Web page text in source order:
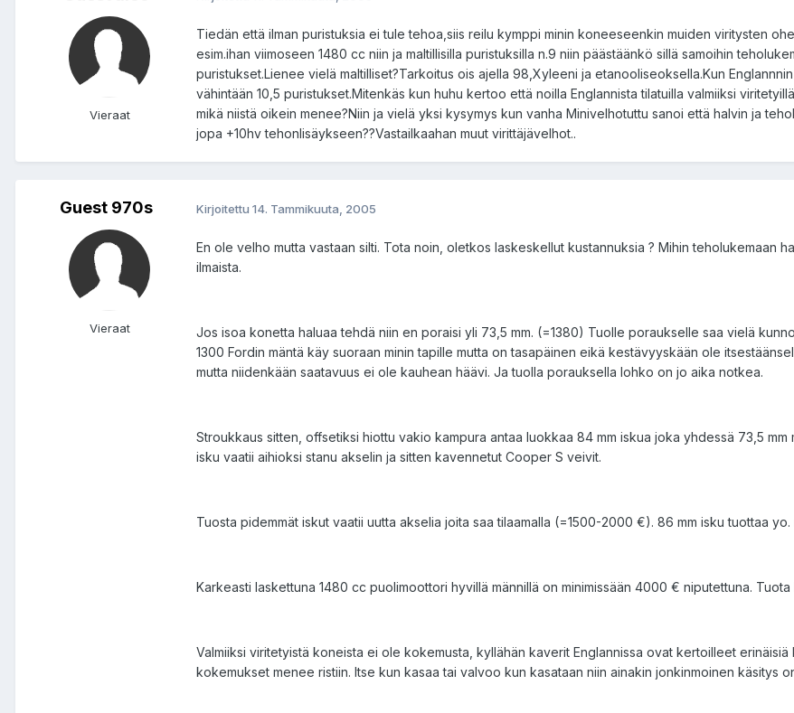
Vieraat
Tiedän että ilman puristuksia ei tule tehoa,siis reilu kymppi minin koneeseenkin muiden viritysten
esim.ihan viimoseen 1480 cc niin ja maltillisilla puristuksilla n.9 niin päästäänkö sillä samoihin
puristukset.Lienee vielä maltilliset?Tarkoitus ois ajella 98,Xyleeni ja etanooliseoksella.Kun
vähintään 10,5 puristukset.Mitenkäs kun huhu kertoo että noilla Englannista tilatuilla valmiiksi
mikä niistä oikein menee?Niin ja vielä yksi kysymys kun vanha Minivelhotuttu sanoi että halvin ja
jopa +10hv tehonlisäykseen??Vastailkaahan muut virittäjävelhot..
Guest 970s
Vieraat
Kirjoitettu 14. Tammikuuta, 2005
En ole velho mutta vastaan silti. Tota noin, oletkos laskeskellut kustannuksia ? Mihin teholukemaan
ilmaista.
Jos isoa konetta haluaa tehdä niin en poraisi yli 73,5 mm. (=1380) Tuolle poraukselle saa vielä
1300 Fordin mäntä käy suoraan minin tapille mutta on tasapäinen eikä kestävyyskään ole
mutta niidenkään saatavuus ei ole kauhean häävi. Ja tuolla porauksella lohko on jo aika notkea.
Stroukkaus sitten, offsetiksi hiottu vakio kampura antaa luokkaa 84 mm iskua joka yhdessä 73,5 mm
isku vaatii aihioksi stanu akselin ja sitten kavennetut Cooper S veivit.
Tuosta pidemmät iskut vaatii uutta akselia joita saa tilaamalla (=1500-2000 €). 86 mm isku tuottaa yo.
Karkeasti laskettuna 1480 cc puolimoottori hyvillä männillä on minimissään 4000 € niputettuna.
Valmiiksi viritetyistä koneista ei ole kokemusta, kyllähän kaverit Englannissa ovat kertoilleet
kokemukset menee ristiin. Itse kun kasaa tai valvoo kun kasataan niin ainakin jonkinmoinen käsitys